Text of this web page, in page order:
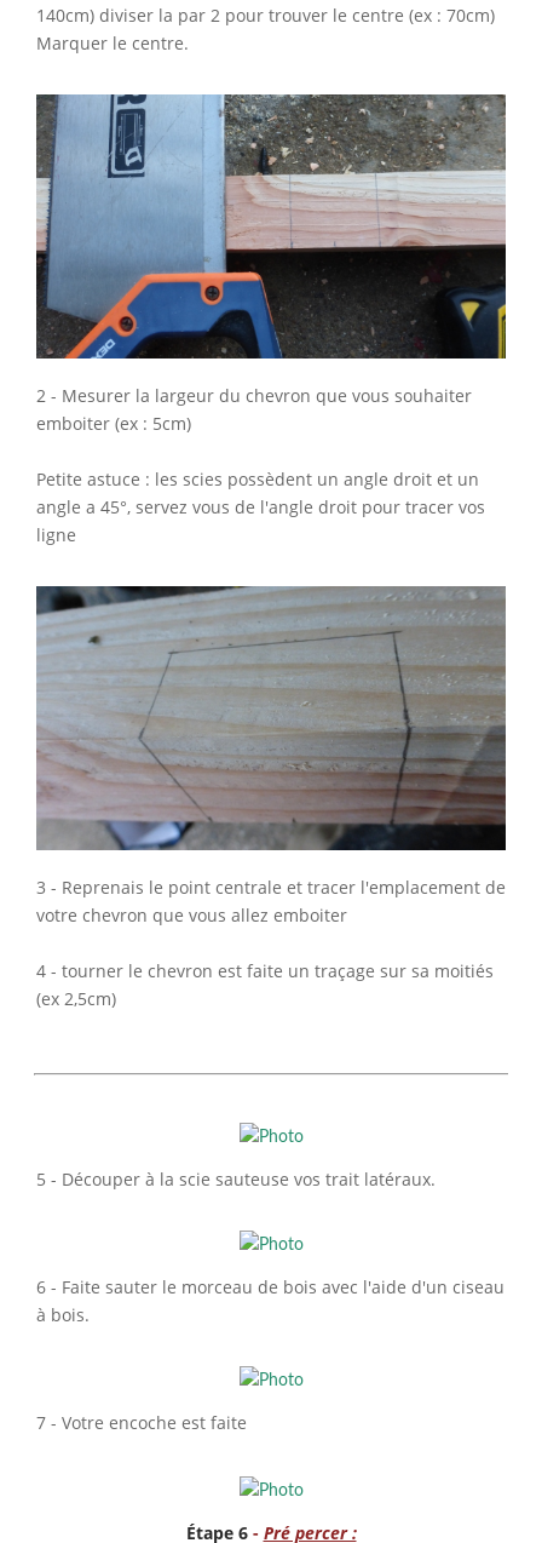
140cm) diviser la par 2 pour trouver le centre (ex : 70cm)
Marquer le centre.
2 - Mesurer la largeur du chevron que vous souhaiter
emboiter (ex : 5cm)
Petite astuce : les scies possèdent un angle droit et un
angle a 45°, servez vous de l'angle droit pour tracer vos
ligne
3 - Reprenais le point centrale et tracer l'emplacement de
votre chevron que vous allez emboiter
4 - tourner le chevron est faite un traçage sur sa moitiés
(ex 2,5cm)
5 - Découper à la scie sauteuse vos trait latéraux.
6 - Faite sauter le morceau de bois avec l'aide d'un ciseau
à bois.
7 - Votre encoche est faite
Étape 6 - Pré percer :